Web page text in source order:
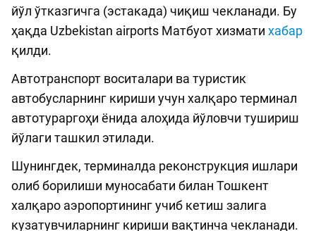
йўл ўтказгичга (эстакада) чиқиш чекланади. Бу
ҳақда Uzbekistan airports Матбуот хизмати хабар
қилди.
Автотранспорт воситалари ва туристик
автобусларнинг кириши учун халқаро терминал
автотураргоҳи ёнида алоҳида йўловчи тушириш
йўлаги ташкил этилади.
Шунингдек, терминалда реконструкция ишлари
олиб борилиши муносабати билан Тошкент
халқаро аэропортининг учиб кетиш залига
кузатувчиларнинг кириши вақтинча чекланади.